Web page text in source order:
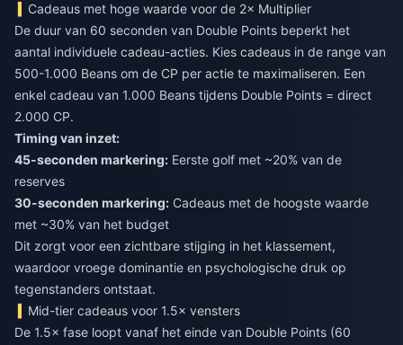
Cadeaus met hoge waarde voor de 2× Multiplier
De duur van 60 seconden van Double Points beperkt het
aantal individuele cadeau-acties. Kies cadeaus in de range van
500-1.000 Beans om de CP per actie te maximaliseren. Een
enkel cadeau van 1.000 Beans tijdens Double Points = direct
2.000 CP.
Timing van inzet:
45-seconden markering: Eerste golf met ~20% van de
reserves
30-seconden markering: Cadeaus met de hoogste waarde
met ~30% van het budget
Dit zorgt voor een zichtbare stijging in het klassement,
waardoor vroege dominantie en psychologische druk op
tegenstanders ontstaat.
Mid-tier cadeaus voor 1.5× vensters
De 1.5× fase loopt vanaf het einde van Double Points (60